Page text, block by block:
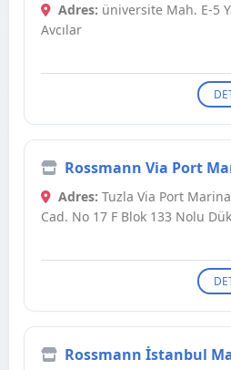
Adres: üniversite Mah. E-5
Avcılar
Rossmann Via Port
Adres: Tuzla Via Port
Cad. No 17 F Blok 133 Nolu
Rossmann İstanbul